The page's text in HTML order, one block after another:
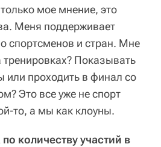
мое мнение, это
Меня поддерживает
спортсменов и стран. Мне
тренировках? Показывать
или проходить в финал со
Это все уже не спорт
то, а мы как клоуны.
количеству участий в